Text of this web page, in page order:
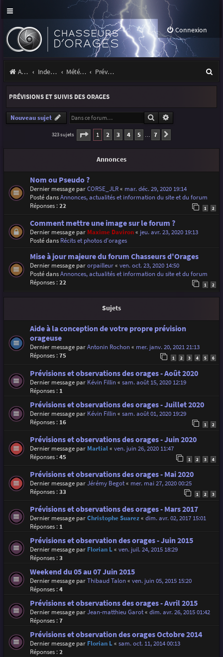
Connexion
Accueil Index du forum Météo et climatologie des orages Prévisions et suivis des orages
e
r
PRÉVISIONS ET SUIVIS DES ORAGES
Nouveau sujet Rechercher
323 sujets Page 1sur
1 2 3 4 5 … 7
Annonces
Nom ou Pseudo ?
Dernier message parCORSE_JLR« mar. déc. 29, 2020 19:14
Posté dansAnnonces, actualités et information du site et du forum
Réponses :22 1 2
Comment mettre une image sur le forum ?
Dernier message par Maxime Daviron« jeu. avr. 23, 2020 19:13
Posté dans Récits et photos d'orages
Mise à jour majeure du forum Chasseurs d'Orages
Dernier message parorpailleur« ven. oct. 23, 2020 14:50
Posté dansAnnonces, actualités et information du site et du forum
Réponses :22 1 2
Sujets
Aide à la conception de votre propre prévision
orageuse
Dernier message parAntonin Rochon« mer. janv. 20, 2021 21:13
Réponses :75 1 2 3 4 5 6
Prévisions et observations des orages - Août 2020
Dernier message par Kévin Fillin« sam. août 15, 2020 12:19
Réponses : 1
Prévisions et observations des orages - Juillet 2020
Dernier message par Kévin Fillin« sam. août 01, 2020 19:29
Réponses : 16 1 2
Prévisions et observations des orages - Juin 2020
Dernier message par Martial« ven. juin 26, 2020 11:47
Réponses :45 1 2 3 4
Prévisions et observations des orages - Mai 2020
Dernier message parJérémy Begot« mer. mai 27, 2020 00:25
Réponses :33 1 2 3
Prévisions et observations des orages - Mars 2017
Dernier message parChristophe Suarez« dim. avr. 02, 2017 15:01
Réponses : 1
Prévisions et observation des orages - Juin 2015
Dernier message par Florian L« ven. juil. 24, 2015 18:29
Réponses :3
Weekend du 05 au 07 Juin 2015
Dernier message parThibaud Talon« ven. juin 05, 2015 15:20
Réponses :4
Prévisions et observations des orages - Avril 2015
Dernier message parJean-matthieu Garot« dim. avr. 26, 2015 01:42
Réponses :7
Prévisions et observation des orages Octobre 2014
Dernier message par Florian L« sam. oct. 11, 2014 00:13
Réponses :2